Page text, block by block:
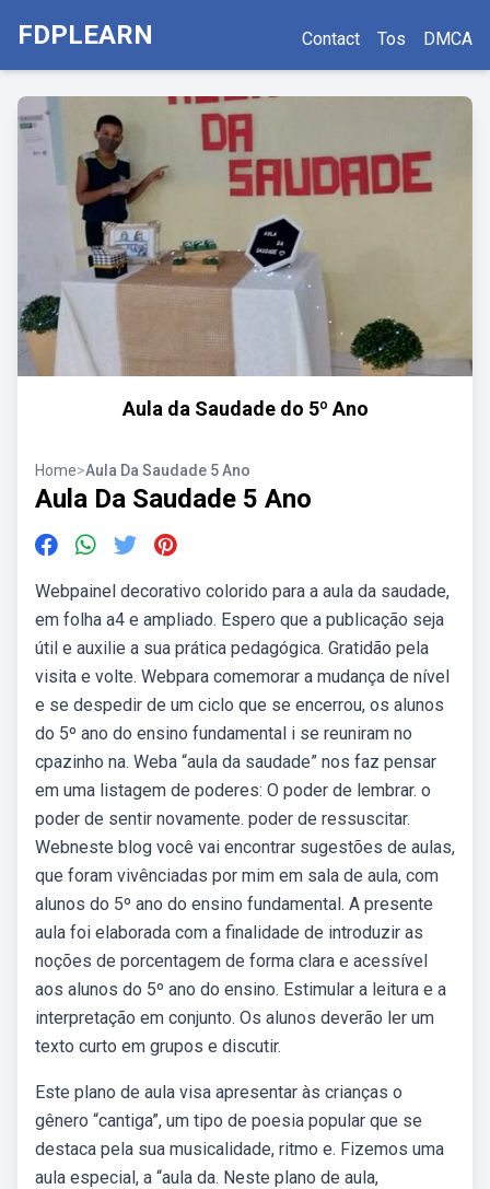
FDPLEARN Contact Tos DMCA
Aula da Saudade do 5º Ano
Home>Aula Da Saudade 5 Ano
Aula Da Saudade 5 Ano
Webpainel decorativo colorido para a aula da saudade,
em folha a4 e ampliado. Espero que a publicação seja
útil e auxilie a sua prática pedagógica. Gratidão pela
visita e volte. Webpara comemorar a mudança de nível
e se despedir de um ciclo que se encerrou, os alunos
do 5º ano do ensino fundamental i se reuniram no
cpazinho na. Weba “aula da saudade” nos faz pensar
em uma listagem de poderes: O poder de lembrar. o
poder de sentir novamente. poder de ressuscitar.
Webneste blog você vai encontrar sugestões de aulas,
que foram vivênciadas por mim em sala de aula, com
alunos do 5º ano do ensino fundamental. A presente
aula foi elaborada com a finalidade de introduzir as
noções de porcentagem de forma clara e acessível
aos alunos do 5º ano do ensino. Estimular a leitura e a
interpretação em conjunto. Os alunos deverão ler um
texto curto em grupos e discutir.
Este plano de aula visa apresentar às crianças o
gênero “cantiga”, um tipo de poesia popular que se
destaca pela sua musicalidade, ritmo e. Fizemos uma
aula especial, a “aula da. Neste plano de aula,